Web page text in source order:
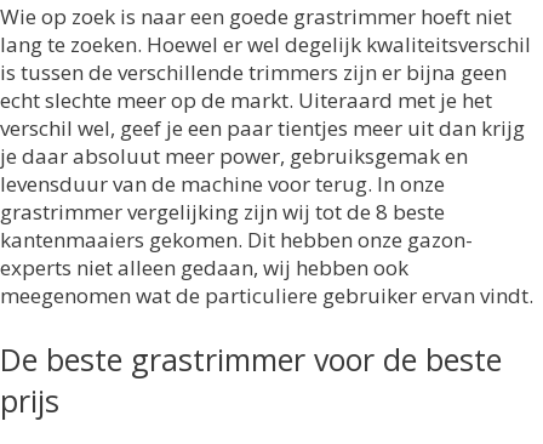
Wie op zoek is naar een goede grastrimmer hoeft niet
lang te zoeken. Hoewel er wel degelijk kwaliteitsverschil
is tussen de verschillende trimmers zijn er bijna geen
echt slechte meer op de markt. Uiteraard met je het
verschil wel, geef je een paar tientjes meer uit dan krijg
je daar absoluut meer power, gebruiksgemak en
levensduur van de machine voor terug. In onze
grastrimmer vergelijking zijn wij tot de 8 beste
kantenmaaiers gekomen. Dit hebben onze gazon-
experts niet alleen gedaan, wij hebben ook
meegenomen wat de particuliere gebruiker ervan vindt.
De beste grastrimmer voor de beste
prijs